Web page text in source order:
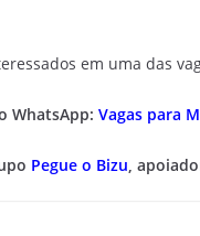
em uma das
WhatsApp: Vagas para
Pegue o Bizu,